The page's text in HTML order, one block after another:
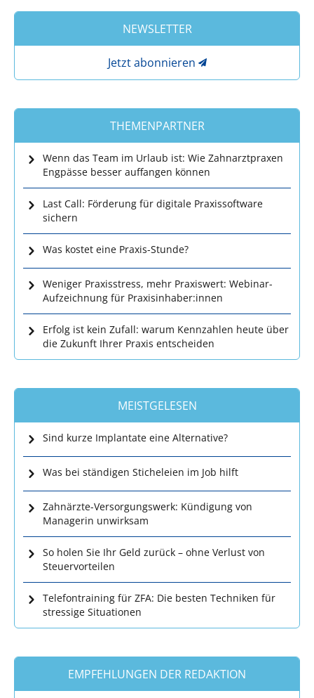
NEWSLETTER
Jetzt abonnieren
THEMENPARTNER
Wenn das Team im Urlaub ist: Wie Zahnarztpraxen
Engpässe besser auffangen können
Last Call: Förderung für digitale Praxissoftware
sichern
Was kostet eine Praxis-Stunde?
Weniger Praxisstress, mehr Praxiswert: Webinar-
Aufzeichnung für Praxisinhaber:innen
Erfolg ist kein Zufall: warum Kennzahlen heute über
die Zukunft Ihrer Praxis entscheiden
MEISTGELESEN
Sind kurze Implantate eine Alternative?
Was bei ständigen Sticheleien im Job hilft
Zahnärzte-Versorgungswerk: Kündigung von
Managerin unwirksam
So holen Sie Ihr Geld zurück – ohne Verlust von
Steuervorteilen
Telefontraining für ZFA: Die besten Techniken für
stressige Situationen
EMPFEHLUNGEN DER REDAKTION